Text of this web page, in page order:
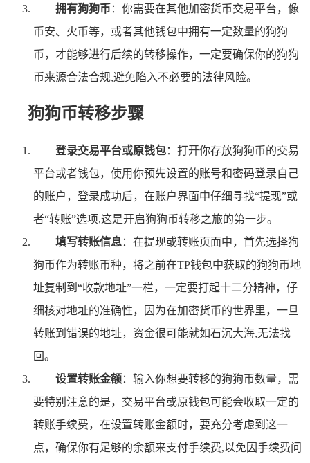
拥有狗狗币 ：你需要在其他加密货币交易平台，像
币安、火币等，或者其他钱包中拥有一定数量的狗狗
币，才能够进行后续的转移操作，一定要确保你的狗狗
币来源合法合规,避免陷入不必要的法律风险。
狗狗币转移步骤
登录交易平台或原钱包：打开你存放狗狗币的交易
平台或者钱包，使用你预先设置的账号和密码登录自己
的账户，登录成功后，在账户界面中仔细寻找“提现”或
者“转账”选项,这是开启狗狗币转移之旅的第一步。
填写转账信息：在提现或转账页面中，首先选择狗
狗币作为转账币种，将之前在TP钱包中获取的狗狗币地
址复制到“收款地址”一栏，一定要打起十二分精神，仔
细核对地址的准确性，因为在加密货币的世界里，一旦
转账到错误的地址，资金很可能就如石沉大海,无法找
回。
设置转账金额：输入你想要转移的狗狗币数量，需
要特别注意的是，交易平台或原钱包可能会收取一定的
转账手续费，在设置转账金额时，要充分考虑到这一
点，确保你有足够的余额来支付手续费,以免因手续费问